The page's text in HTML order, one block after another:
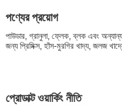
পণ্যের প্রয়োগ
পাউডার, গ্রানুলা, ফ্লেক, ব্লক এবং
জন্য প্রিমিক্স, হাঁস-মুরগির খাদ্য, জলজ
প্রোডাক্ট ওয়ার্কিং নীতি